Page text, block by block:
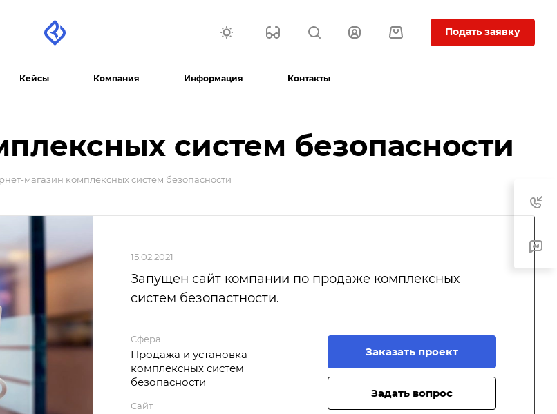
Подать заявку
Кейсы Компания Информация Контакты
систем безопасности
магазин комплексных систем безопасности
15.02.2021
Запущен сайт компании по продаже комплексных
систем безопастности.
Сфера
Продажа и установка
комплексных систем
безопасности
Сайт
Заказать проект
Задать вопрос